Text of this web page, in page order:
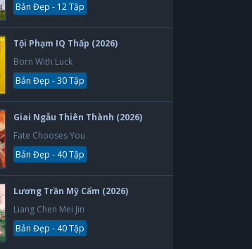
Bản Đẹp - 12 Tập
Tội Phạm IQ Thấp (2026)
Born With Luck
Bản Đẹp - 30 Tập
Giai Ngẫu Thiên Thành (2026)
Fate Chooses You
Bản Đẹp - 40 Tập
Lương Trần Mỹ Cẩm (2026)
Liang Chen Mei Jin
Bản Đẹp - 40 Tập